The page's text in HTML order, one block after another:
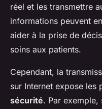
réel et les transmettre
informations peuvent
aider à la prise de
soins aux patients.
Cependant, la
sur Internet expose les
sécurité. Par exemple,